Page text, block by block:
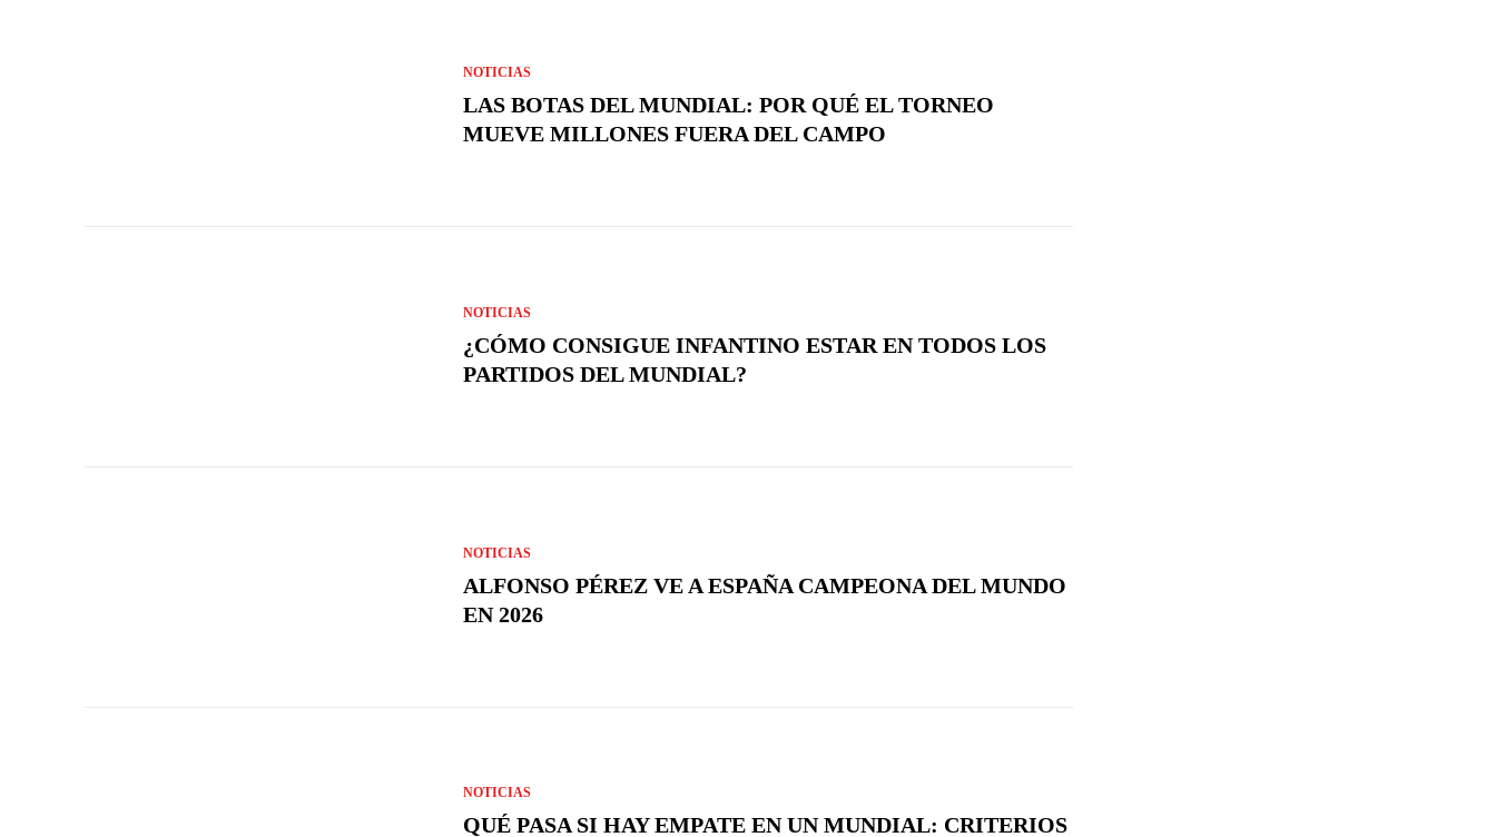
NOTICIAS
LAS BOTAS DEL MUNDIAL: POR QUÉ EL TORNEO
MUEVE MILLONES FUERA DEL CAMPO
NOTICIAS
¿CÓMO CONSIGUE INFANTINO ESTAR EN TODOS LOS
PARTIDOS DEL MUNDIAL?
NOTICIAS
ALFONSO PÉREZ VE A ESPAÑA CAMPEONA DEL MUNDO
EN 2026
NOTICIAS
QUÉ PASA SI HAY EMPATE EN UN MUNDIAL: CRITERIOS